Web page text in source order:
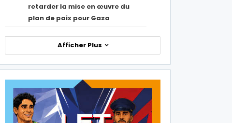
retarder la mise en œuvre du
plan de paix pour Gaza
Afficher Plus